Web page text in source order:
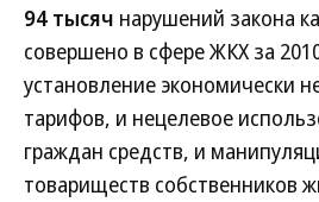
94 тысяч нарушений закона
совершено в сфере ЖКХ за
установление экономически
тарифов, и нецелевое
граждан средств, и
товариществ собственников